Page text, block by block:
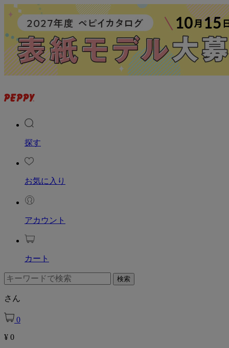
探す
お気に入り
アカウント
カート
さん
0
¥ 0